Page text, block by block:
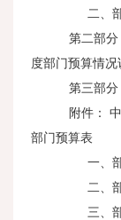
二、
第二部分
度部门预算情况
第三部分
附件：
部门预算表
一、
二、
三、